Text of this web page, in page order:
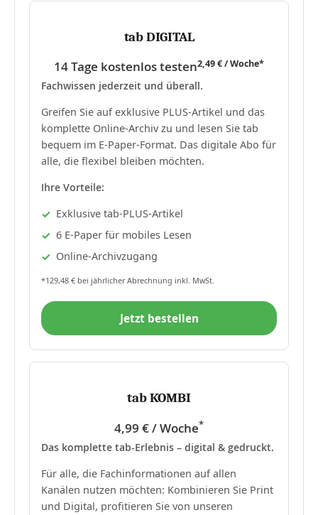
tab DIGITAL
14 Tage kostenlos testen2,49 € / Woche*
Fachwissen jederzeit und überall.
Greifen Sie auf exklusive PLUS-Artikel und das
komplette Online-Archiv zu und lesen Sie tab
bequem im E-Paper-Format. Das digitale Abo für
alle, die flexibel bleiben möchten.
Ihre Vorteile:
Exklusive tab-PLUS-Artikel
6 E-Paper für mobiles Lesen
Online-Archivzugang
*129,48 € bei jährlicher Abrechnung inkl. MwSt.
Jetzt bestellen
tab KOMBI
4,99 € / Woche*
Das komplette tab-Erlebnis – digital & gedruckt.
Für alle, die Fachinformationen auf allen
Kanälen nutzen möchten: Kombinieren Sie Print
und Digital, profitieren Sie von unseren